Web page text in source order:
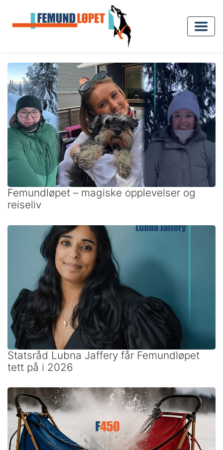
Femundløpet – magiske opplevelser og
reiseliv
Statsråd Lubna Jaffery får Femundløpet
tett på i 2026